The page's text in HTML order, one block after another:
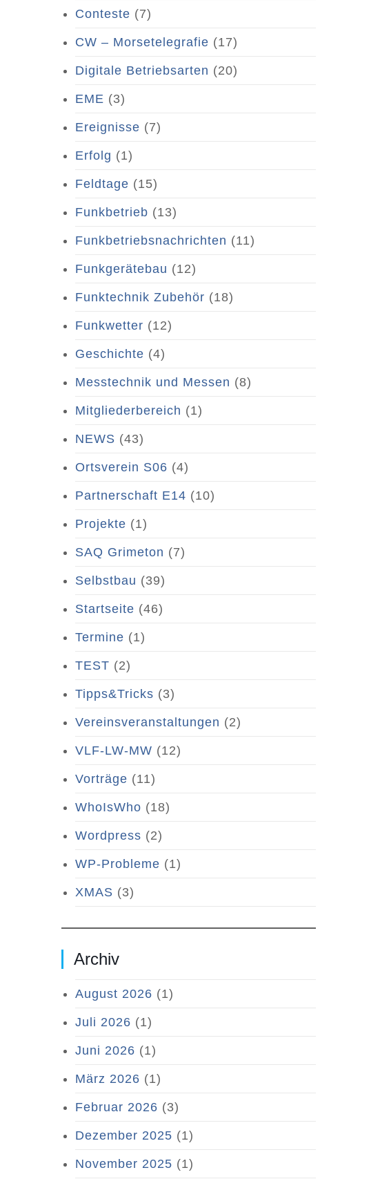
Conteste (7)
CW – Morsetelegrafie (17)
Digitale Betriebsarten (20)
EME (3)
Ereignisse (7)
Erfolg (1)
Feldtage (15)
Funkbetrieb (13)
Funkbetriebsnachrichten (11)
Funkgerätebau (12)
Funktechnik Zubehör (18)
Funkwetter (12)
Geschichte (4)
Messtechnik und Messen (8)
Mitgliederbereich (1)
NEWS (43)
Ortsverein S06 (4)
Partnerschaft E14 (10)
Projekte (1)
SAQ Grimeton (7)
Selbstbau (39)
Startseite (46)
Termine (1)
TEST (2)
Tipps&Tricks (3)
Vereinsveranstaltungen (2)
VLF-LW-MW (12)
Vorträge (11)
WhoIsWho (18)
Wordpress (2)
WP-Probleme (1)
XMAS (3)
Archiv
August 2026 (1)
Juli 2026 (1)
Juni 2026 (1)
März 2026 (1)
Februar 2026 (3)
Dezember 2025 (1)
November 2025 (1)